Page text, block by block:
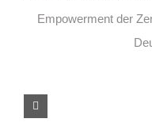
Empowerment der